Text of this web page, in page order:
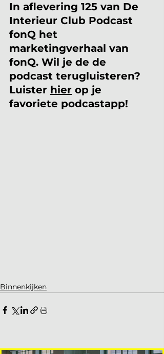
In aflevering 125 van De
Interieur Club Podcast
fonQ het
marketingverhaal van
fonQ. Wil je de de
podcast terugluisteren?
Luister hier op je
favoriete podcastapp!
Binnenkijken